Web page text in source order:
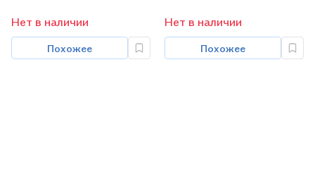
Нет в наличии
Похожее
из 3 книг)
Нет в наличии
Похожее